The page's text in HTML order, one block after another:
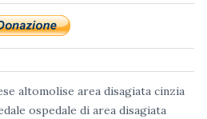
altomolise area disagiata cinzia
ospedale di area disagiata